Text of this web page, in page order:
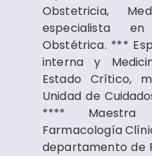
Obstetricia,
especialista
Obstétrica. ***
interna y
Estado Crítico,
Unidad de
****
Farmacología
departamento de